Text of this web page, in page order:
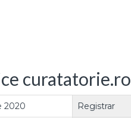
curatatorie.ro
2020 Registrar